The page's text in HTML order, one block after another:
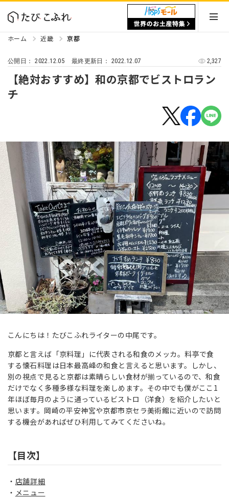
ホーム 近畿 京都
公開日：2022.12.05 最終更新日： 2022.12.07 2,327
【絶対おすすめ】和の京都でビストロラン
チ
こんにちは！たびこふれライターの中尾です。
京都と言えば「京料理」に代表される和食のメッカ。料亭で食
する懐石料理は日本最高峰の和食と言えると思います。しかし、
別の視点で見ると京都は素晴らしい食材が揃っているので、和食
だけでなく多種多様な料理を楽しめます。その中でも僕がここ1
年ほぼ毎月のように通っているビストロ（洋食）を紹介したいと
思います。岡崎の平安神宮や京都市京セラ美術館に近いので訪問
する機会があればぜひ利用してみてくださいね。
【目次】
店舗詳細
メニュー